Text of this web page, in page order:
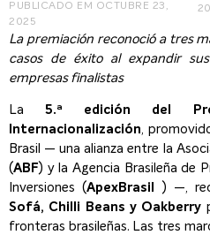
PUBLICADO EM OCTUBRE 23,
2025
La premiación reconoció a tres
casos de éxito al expandir
empresas finalistas
La5.ª edición del
Internacionalización,
Brasil — una alianza entre la
(ABF) y la Agencia Brasileña de
Inversiones (ApexBrasil ) —,
Sofá, Chilli Beans y Oakberry
fronteras brasileñas. Las tres